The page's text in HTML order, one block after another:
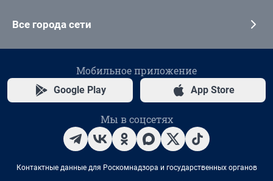
Все города сети
Мобильное приложение
Google Play App Store
Мы в соцсетях
Контактные данные для Роскомнадзора и государственных органов